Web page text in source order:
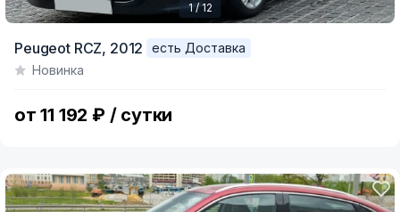
of
1 / 12
Peugeot RCZ, 2012
есть Доставка
Новинка
от 11 192 ₽ / сутки